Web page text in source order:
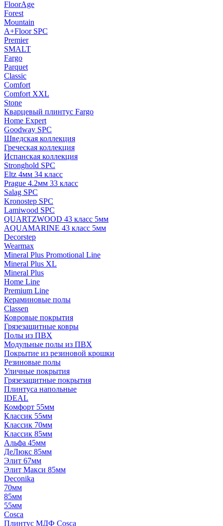
FloorAge
Forest
Mountain
A+Floor SPC
Premier
SMALT
Fargo
Parquet
Classic
Comfort
Comfort XXL
Stone
Кварцевый плинтус Fargo
Home Expert
Goodway SPC
Шведская коллекция
Греческая коллекция
Испанская коллекция
Stronghold SPC
Eltz 4мм 34 класс
Prague 4.2мм 33 класс
Salag SPC
Kronostep SPC
Lamiwood SPC
QUARTZWOOD 43 класс 5мм
AQUAMARINE 43 класс 5мм
Decorstep
Wearmax
Mineral Plus Promotional Line
Mineral Plus XL
Mineral Plus
Home Line
Premium Line
Кераминовые полы
Classen
Ковровые покрытия
Грязезащитные ковры
Полы из ПВХ
Модульные полы из ПВХ
Покрытие из резиновой крошки
Резиновые полы
Уличные покрытия
Грязезащитные покрытия
Плинтуса напольные
IDEAL
Комфорт 55мм
Классик 55мм
Классик 70мм
Классик 85мм
Альфа 45мм
ДеЛюкс 85мм
Элит 67мм
Элит Макси 85мм
Deconika
70мм
85мм
55мм
Cosca
Плинтус МДФ Cosca